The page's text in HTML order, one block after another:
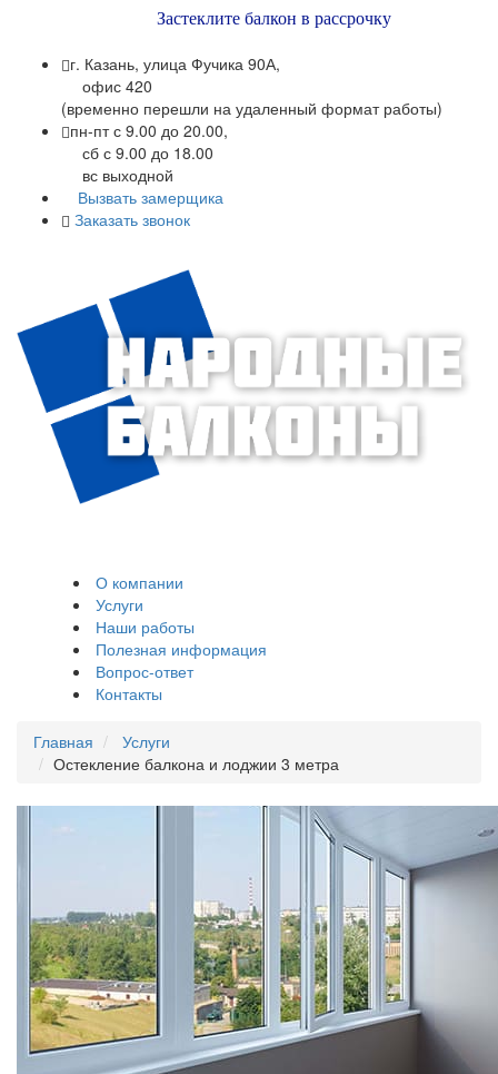
Застеклите балкон в рассрочку
г. Казань, улица Фучика 90А,
офис 420
(временно перешли на удаленный формат работы)
пн-пт с 9.00 до 20.00,
сб с 9.00 до 18.00
вс выходной
Вызвать замерщика
Заказать звонок
О компании
Услуги
Наши работы
Полезная информация
Вопрос-ответ
Контакты
Главная
Услуги
Остекление балкона и лоджии 3 метра